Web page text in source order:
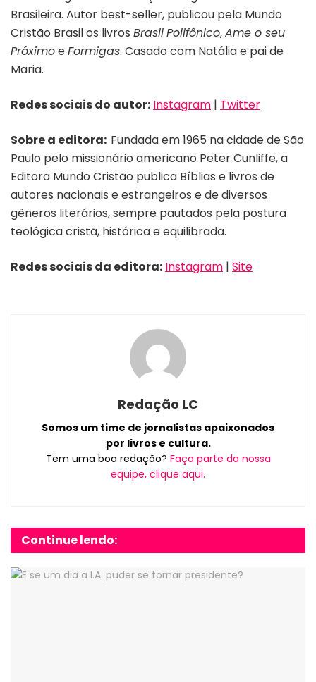
Brasileira. Autor best-seller, publicou pela Mundo
Cristão Brasil os livros BrasilPolifônico,Ame o seu
PróximoeFormigas. Casado com Natália e pai de
Maria.
Redes sociais do autor: Instagram | Twitter
Sobre a editora: Fundada em 1965 na cidade de São
Paulo pelo missionário americano Peter Cunliffe, a
Editora Mundo Cristão publica Bíblias e livros de
autores nacionais e estrangeiros e de diversos
gêneros literários, sempre pautados pela postura
teológica cristã, histórica e equilibrada.
Redes sociais da editora: Instagram | Site
Redação LC
Somos um time de jornalistas apaixonados
por livros e cultura.
Tem uma boa redação? Faça parte da nossa
equipe, clique aqui.
Continue lendo: